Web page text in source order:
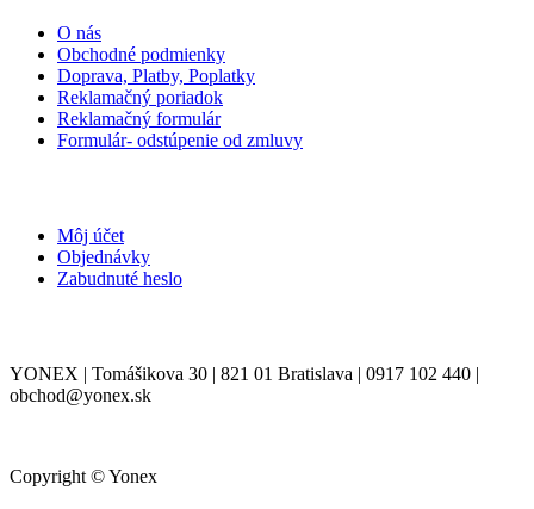
O nás
Obchodné podmienky
Doprava, Platby, Poplatky
Reklamačný poriadok
Reklamačný formulár
Formulár- odstúpenie od zmluvy
Môj účet
Objednávky
Zabudnuté heslo
YONEX | Tomášikova 30 | 821 01 Bratislava | 0917 102 440 |
obchod@yonex.sk
Copyright © Yonex